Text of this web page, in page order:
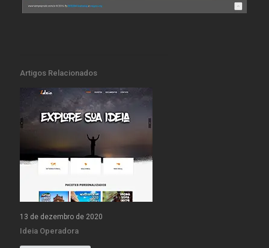
Artigos Relacionados
13 de dezembro de 2020
Ideia Operadora